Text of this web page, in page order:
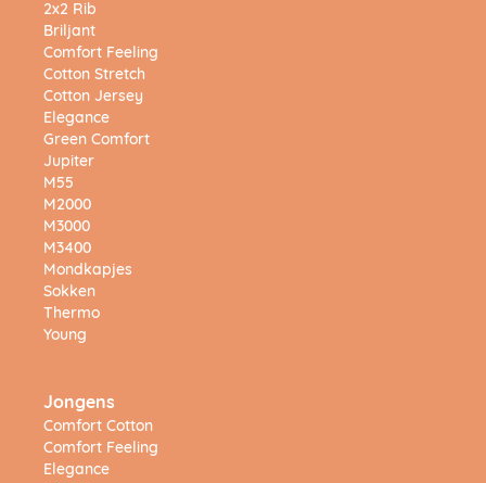
2x2 Rib
Briljant
Comfort Feeling
Cotton Stretch
Cotton Jersey
Elegance
Green Comfort
Jupiter
M55
M2000
M3000
M3400
Mondkapjes
Sokken
Thermo
Young
Jongens
Comfort Cotton
Comfort Feeling
Elegance